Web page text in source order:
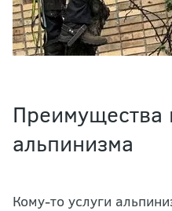
альпинизма
Кому-то услуги